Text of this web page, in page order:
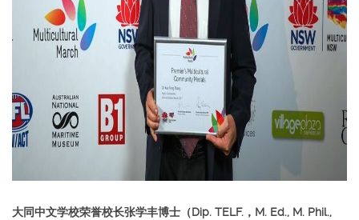
大同中文学校荣誉校长张学丰博士（Dip. TELF.，M. Ed., M. Phil.,